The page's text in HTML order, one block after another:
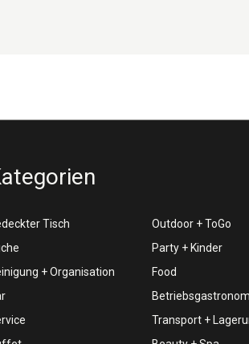
Tisch
Outdoor + ToGo
Party + Kinder
+ Organisation
Food
Transport +